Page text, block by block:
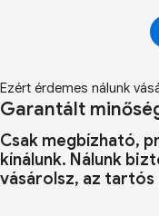
Ezért érdemes nálunk
Garantált
Csak megbízható,
kínálunk. Nálunk
vásárolsz, az tartós